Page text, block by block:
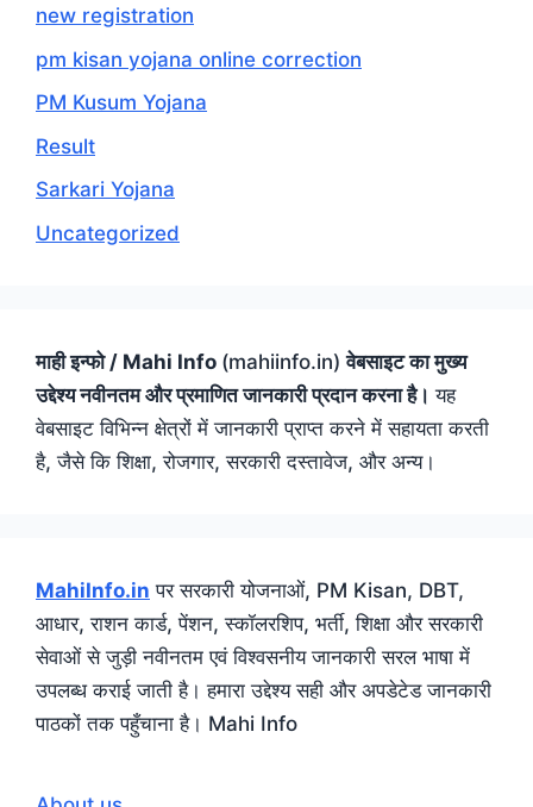
new registration
pm kisan yojana online correction
PM Kusum Yojana
Result
Sarkari Yojana
Uncategorized
माही इन्फो / Mahi Info (mahiinfo.in)वेबसाइट का मुख्य
उद्देश्य नवीनतम और प्रमाणित जानकारी प्रदान करना है। यह
वेबसाइट विभिन्न क्षेत्रों में जानकारी प्राप्त करने में सहायता करती
है, जैसे कि शिक्षा, रोजगार, सरकारी दस्तावेज, और अन्य।
MahiInfo.in पर सरकारी योजनाओं, PM Kisan, DBT,
आधार, राशन कार्ड, पेंशन, स्कॉलरशिप, भर्ती, शिक्षा और सरकारी
सेवाओं से जुड़ी नवीनतम एवं विश्वसनीय जानकारी सरल भाषा में
उपलब्ध कराई जाती है। हमारा उद्देश्य सही और अपडेटेड जानकारी
पाठकों तक पहुँचाना है। Mahi Info